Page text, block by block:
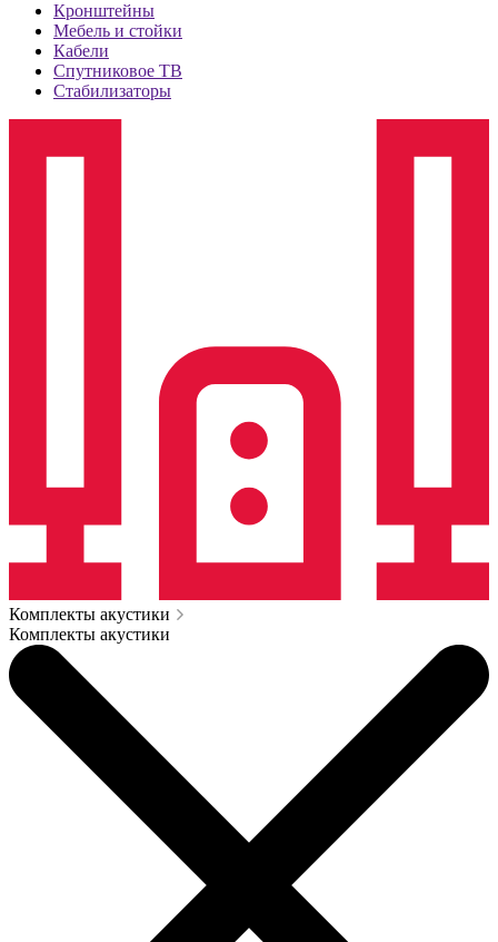
Кронштейны
Мебель и стойки
Кабели
Спутниковое ТВ
Стабилизаторы
Комплекты акустики
Комплекты акустики